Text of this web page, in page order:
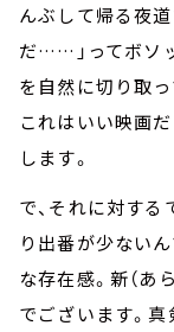
んぶして帰る夜道
だ……」ってボソ
を自然に切り取っ
これはいい映画
します。
で、それに対する
り出番が少ない
な存在感。新（あ
でございます。